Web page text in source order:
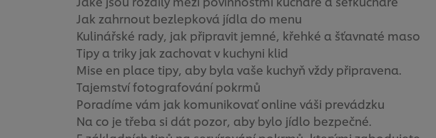
Jak zahrnout bezlepková jídla do menu
Kulinářské rady, jak připravit jemné, křehké a šťavnaté maso
Tipy a triky jak zachovat v kuchyni klid
Mise en place tipy, aby byla vaše kuchyň vždy připravena.
Tajemství fotografování pokrmů
Poradíme vám jak komunikovať online váši prevádzku
Na co je třeba si dát pozor, aby bylo jídlo bezpečné.